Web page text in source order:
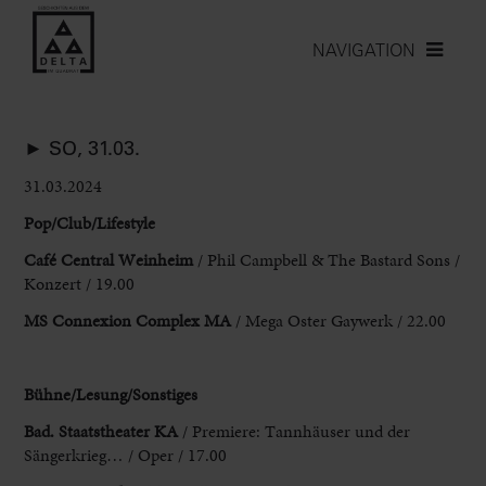
NAVIGATION
► SO, 31.03.
31.03.2024
Pop/Club/Lifestyle
Café Central Weinheim / Phil Campbell & The Bastard Sons /
Konzert / 19.00
MS Connexion Complex MA / Mega Oster Gaywerk / 22.00
Bühne/Lesung/Sonstiges
Bad. Staatstheater KA / Premiere: Tannhäuser und der
Sängerkrieg… / Oper / 17.00